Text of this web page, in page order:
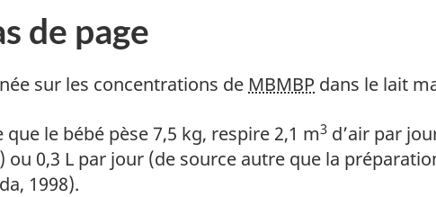
de page
sur les concentrations de MBMBP dans le lait
de la note de bas de page
le bébé pèse 7,5 kg, respire 2,1 m3 d’air par
ou 0,3 L par jour (de source autre que la
1998).
de la note de bas de page